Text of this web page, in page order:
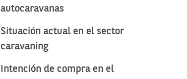
autocaravanas
Situación actual en el sector
caravaning
Intención de compra en el